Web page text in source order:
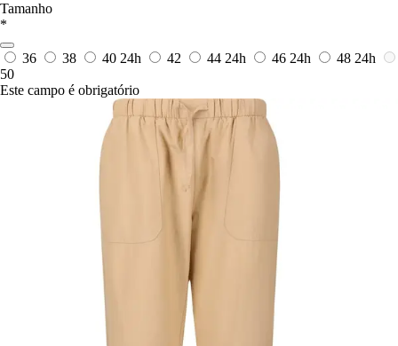
Tamanho
*
36 38 40 24h 42 44 24h 46 24h 48 24h
50
Este campo é obrigatório